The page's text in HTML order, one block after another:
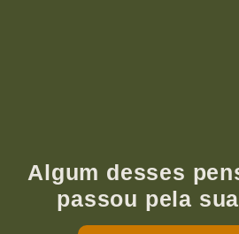
Algum desses
passou pela